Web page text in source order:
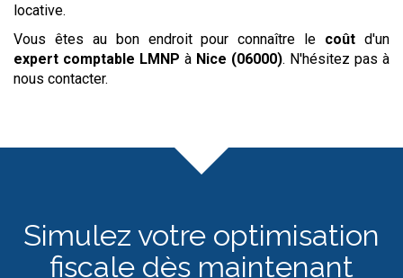
locative.
Vous êtes au bon endroit pour connaître le coût d'un
expert comptable LMNP à Nice (06000). N'hésitez pas à
nous contacter.
Simulez votre optimisation
fiscale dès maintenant